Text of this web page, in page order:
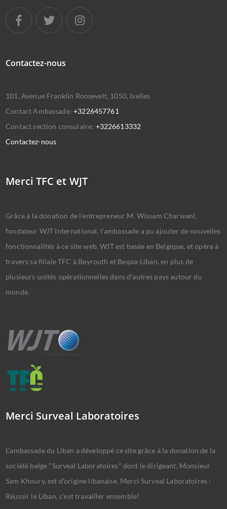
Contactez-nous
101, Avenue Franklin Roosevelt, 1050, Ixelles
Contact Ambassade:+3226457761
Contact section consulaire: +3226613332
Contactez-nous
Merci TFC et WJT
Grâce à la donation de l'entrepreneur M. Wissam Charwani,
fondateur WJT International, l'ambassade a pu ajouter de nouvelles
fonctionnalités à ce site web. WJT est basée en Belgique, et opère à
travers sa filiale TFC à Beyrouth et Beqaa-Liban, en plus de
plusieurs unités opérationnelles dans d'autres pays autour du
monde.
Merci Surveal Laboratoires
L'ambassade du Liban a développé ce site grâce à la donation de la
société belge "Surveal Laboratoires" dont le dirigeant, Monsieur
Sam Khoury, est d'origine libanaise. Merci Surveal Laboratoires :
Réussir le Liban, c'est travailler ensemble!